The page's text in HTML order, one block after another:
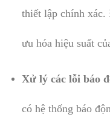
thiết lập chính xác.
ưu hóa hiệu suất
Xử lý các lỗi báo
có hệ thống báo